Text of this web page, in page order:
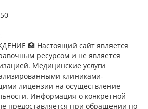
🏥 Настоящий сайт является
ресурсом и не является
Медицинские услуги
клиниками-
лицензии на осуществление
Информация о конкретной
предоставляется при обращении по